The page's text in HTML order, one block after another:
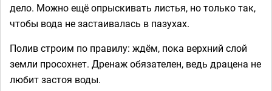
дело. Можно ещё опрыскивать листья, но только так,
чтобы вода не застаивалась в пазухах.
Полив строим по правилу: ждём, пока верхний слой
земли просохнет. Дренаж обязателен, ведь драцена не
любит застоя воды.